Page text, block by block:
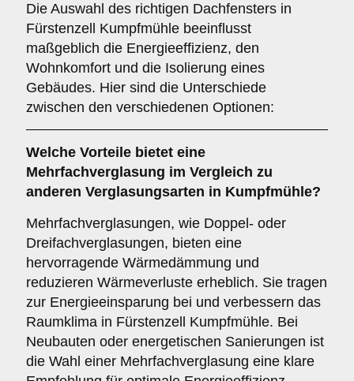
Die Auswahl des richtigen Dachfensters in
Fürstenzell Kumpfmühle beeinflusst
maßgeblich die Energieeffizienz, den
Wohnkomfort und die Isolierung eines
Gebäudes. Hier sind die Unterschiede
zwischen den verschiedenen Optionen:
Welche Vorteile bietet eine
Mehrfachverglasung im Vergleich zu
anderen Verglasungsarten in Kumpfmühle?
Mehrfachverglasungen, wie Doppel- oder
Dreifachverglasungen, bieten eine
hervorragende Wärmedämmung und
reduzieren Wärmeverluste erheblich. Sie tragen
zur Energieeinsparung bei und verbessern das
Raumklima in Fürstenzell Kumpfmühle. Bei
Neubauten oder energetischen Sanierungen ist
die Wahl einer Mehrfachverglasung eine klare